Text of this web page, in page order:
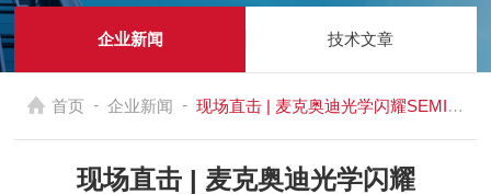
企业新闻 技术文章
首页 - 企业新闻 - 现场直击 | 麦克奥迪光学闪耀SEMICON China 2026，邀您共探“芯”视界！
现场直击 | 麦克奥迪光学闪耀